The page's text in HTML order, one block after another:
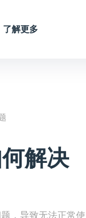
了解更多
解决
，导致无法正常使